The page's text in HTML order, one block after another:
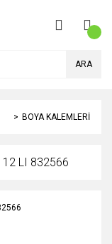
ARA
BOYA KALEMLERİ
LI 832566